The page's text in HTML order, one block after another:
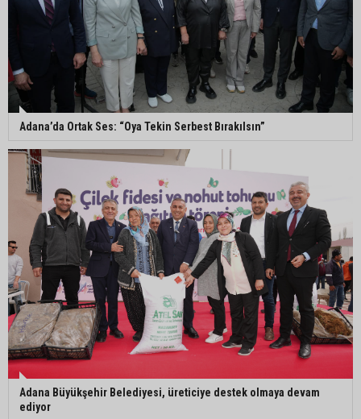
Göçükte hayatını kaybeden işçinin cenazesi
ailesine teslim edildi
Yumurtalık Belediye Başkanı Erdinç Altıok: “Ben
bir yere gitmiyorum, partimdeyim”
ASKİ’den mikroplastik iddialarına açıklama:
“Tesis kirliliğin kaynağı değil”
Feke’de mahalle çalışmaları sahada
değerlendirildi
Adana’da Ortak Ses: “Oya Tekin Serbest Bırakılsın”
Adana Büyükşehir Belediyesi, üreticiye destek olmaya devam
ediyor